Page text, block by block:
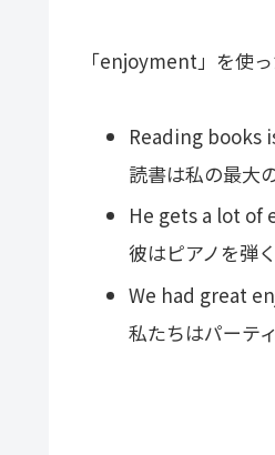
「enjoyment」を使
Reading books
読書は私の最大
He gets a lot
彼はピアノを弾
We had great
私たちはパーテ